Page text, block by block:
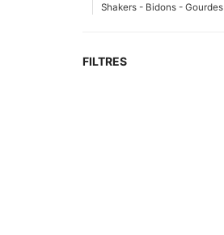
Shakers - Bidons - Gourdes
FILTRES